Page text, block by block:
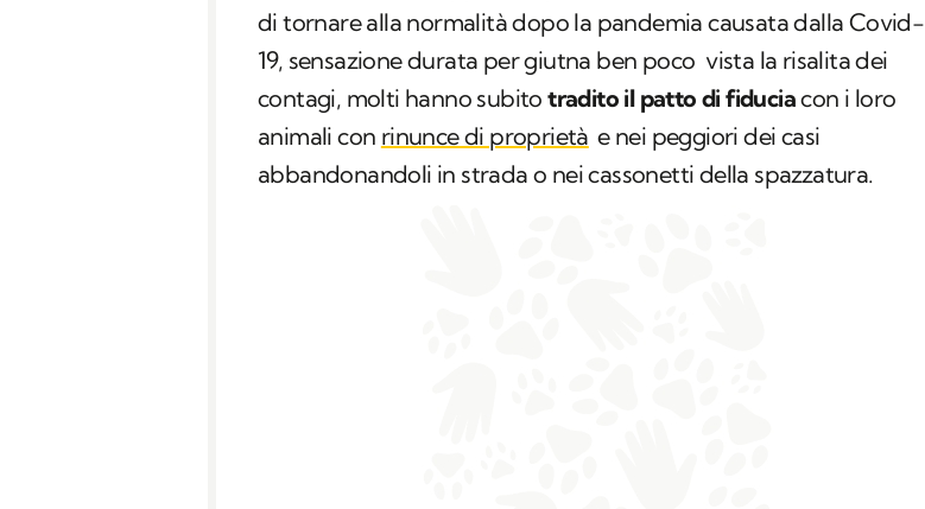
di tornare alla normalità dopo la pandemia causata dalla Covid-
19, sensazione durata per giutna ben poco vista la risalita dei
contagi, molti hanno subito tradito il patto di fiduciacon i loro
animali con rinunce di proprietà e nei peggiori dei casi
abbandonandoli in strada o nei cassonetti della spazzatura.